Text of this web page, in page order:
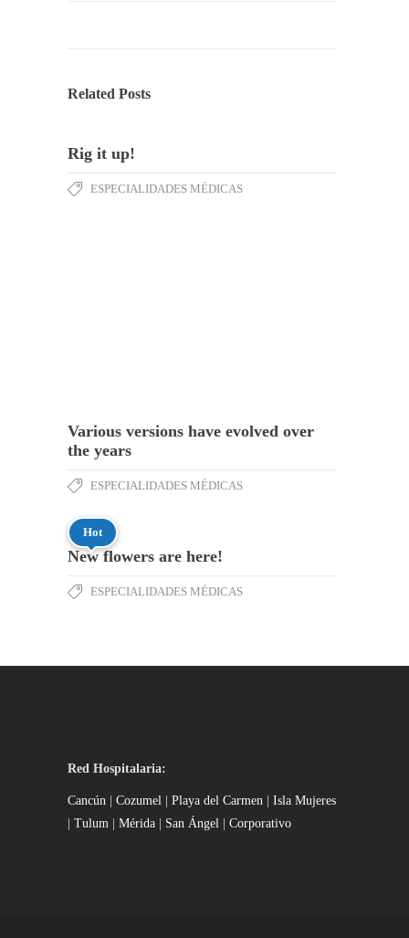
Related Posts
Rig it up!
ESPECIALIDADES MÉDICAS
Various versions have evolved over
the years
ESPECIALIDADES MÉDICAS
Hot
New flowers are here!
ESPECIALIDADES MÉDICAS
Red Hospitalaria:
Cancún Cozumel Playa del Carmen
Isla Mujeres
Tulum Mérida San Ángel Corporativo